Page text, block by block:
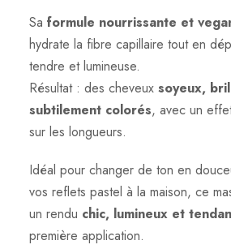
M
a
s
k
-
1
0
m
l
Sa formule nourrissante et
hydrate la fibre capillaire tout en
tendre et lumineuse.
Résultat : des cheveux soyeux,
subtilement colorés, avec un
sur les longueurs.
Idéal pour changer de ton en
vos reflets pastel à la maison, ce
un rendu chic, lumineux et
première application.